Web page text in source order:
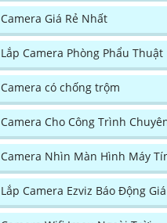
Camera Giá Rẻ Nhất
Lắp Camera Phòng Phẩu Thuật
Camera có chống trộm
Camera Cho Công Trình
Camera Nhìn Màn Hình Máy
Lắp Camera Ezviz Báo Động